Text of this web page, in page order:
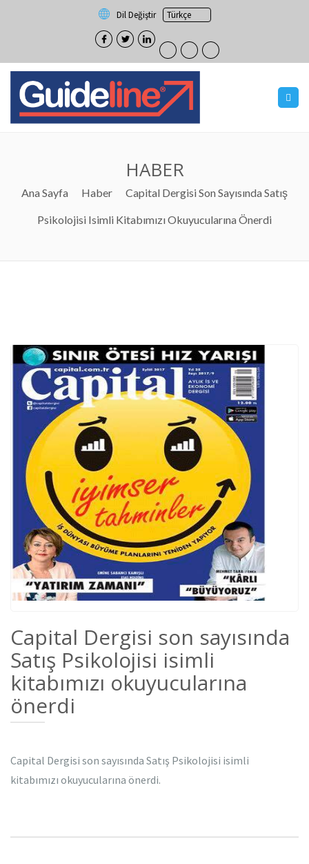
Dil Değiştir
HABER
Ana Sayfa Haber Capital Dergisi Son Sayısında Satış
Psikolojisi Isimli Kitabımızı Okuyucularına Önerdi
Capital Dergisi son sayısında
Satış Psikolojisi isimli
kitabımızı okuyucularına
önerdi
Capital Dergisi son sayısında Satış Psikolojisi isimli
kitabımızı okuyucularına önerdi.